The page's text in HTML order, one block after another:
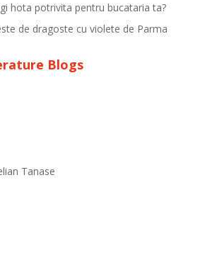
hota potrivita pentru bucataria ta?
de dragoste cu violete de Parma
Blogs
Tanase